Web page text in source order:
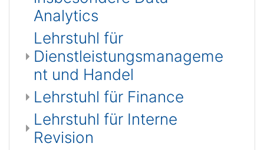
Analytics
Lehrstuhl für
Dienstleistungsmanageme
nt und Handel
Lehrstuhl für Finance
Lehrstuhl für Interne
Revision